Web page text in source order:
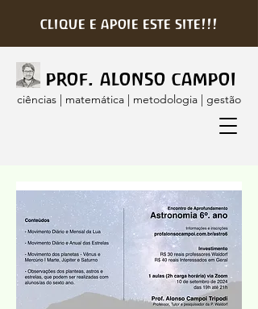
clique e apoie este site!!!
prof. alonso campoi
ciências | matemática | metodologia | gestão